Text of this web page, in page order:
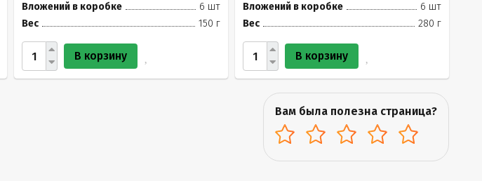
Вложений в коробке
6 шт
Вес
150 г
В корзину
Вложений в коробке
6 шт
Вес
280 г
В корзину
Вам была полезна страница?